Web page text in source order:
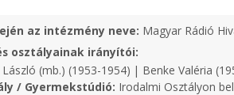
az intézmény neve: Magyar Rádió
osztályainak irányítói:
(mb.) (1953-1954) | Benke Valéria
/ Gyermekstúdió: Irodalmi Osztályon